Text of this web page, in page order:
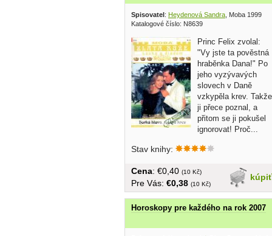
Spisovatel: Heydenová Sandra , Moba 1999
Katalogové číslo: N8639
Princ Felix zvolal:
"Vy jste ta pověstná
hraběnka Dana!" Po
jeho vyzývavých
slovech v Daně
vzkypěla krev. Takže
ji přece poznal, a
přitom se ji pokušel
ignorovat! Proč...
Stav knihy:
kúpiť
Cena: €0,40 (10 Kč)
Pre Vás: €0,38 (10 Kč)
Horoskopy pre každého na rok 2007